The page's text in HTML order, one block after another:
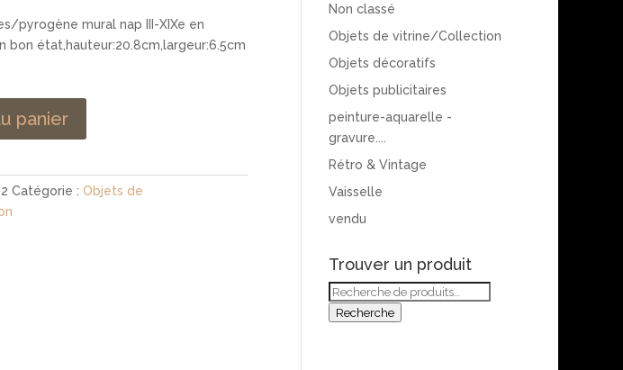
pyrogène mural nap III-XIXe en
bon état,hauteur:20.8cm,largeur:6.5cm
panier
Catégorie :Objets de
Non classé
Objets de vitrine/Collection
Objets décoratifs
Objets publicitaires
peinture-aquarelle -
gravure....
Rétro & Vintage
Vaisselle
vendu
Trouver un produit
Recherche
pour :
Recherche